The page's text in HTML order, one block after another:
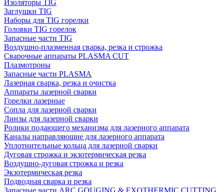
Изоляторы TIG
Заглушки TIG
Наборы для TIG горелки
Головки TIG горелок
Запасные части TIG
Воздушно-плазменная сварка, резка и строжка
Сварочные аппараты PLASMA CUT
Плазмотроны
Запасные части PLASMA
Лазерная сварка, резка и очистка
Аппараты лазерной сварки
Горелки лазерные
Сопла для лазерной сварки
Линзы для лазерной сварки
Ролики подающего механизма для лазерного аппарата
Каналы направляющие для лазерного аппарата
Уплотнительные кольца для лазерной сварки
Дуговая строжка и экзотермическая резка
Воздушно-дуговая строжка и резка
Экзотермическая резка
Подводная сварка и резка
Запасные части ARC GOUGING & EXOTHERMIC CUTTING